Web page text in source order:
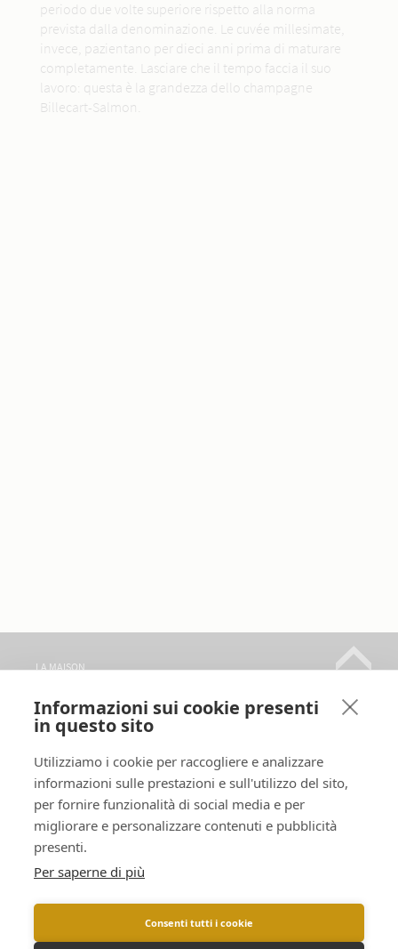
Informazioni sui cookie presenti
in questo sito
Utilizziamo i cookie per raccogliere e analizzare
informazioni sulle prestazioni e sull'utilizzo del sito,
per fornire funzionalità di social media e per
migliorare e personalizzare contenuti e pubblicità
presenti.
Per saperne di più
Consenti tutti i cookie
periodo due volte superiore rispetto alla norma
prevista dalla denominazione. Le cuvée millesimate,
invece, pazientano per dieci anni prima di maturare
completamente. Lasciare che il tempo faccia il suo
lavoro: questa è la grandezza dello champagne
Billecart-Salmon.
LA MAISON
DOVE TROVARCI
CONTATTI
SEGUICI
LINGUE :